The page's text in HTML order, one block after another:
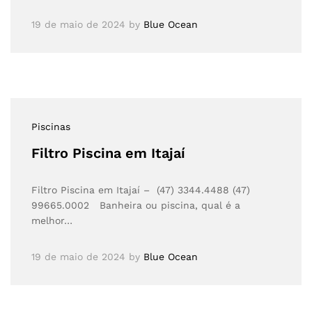
19 de maio de 2024 by Blue Ocean
Piscinas
Filtro Piscina em Itajaí
Filtro Piscina em Itajaí – (47) 3344.4488 (47)
99665.0002 Banheira ou piscina, qual é a
melhor…
19 de maio de 2024 by Blue Ocean